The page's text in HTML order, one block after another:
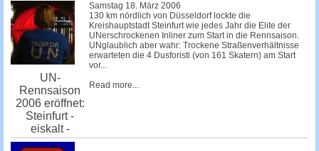
UN-
Rennsaison
2006 eröffnet:
Steinfurt -
eiskalt -
Samstag 18. März 2006
130 km nördlich von Düsseldorf lockte die
Kreishauptstadt Steinfurt wie jedes Jahr die Elite der
UNerschrockenen Inliner zum Start in die Rennsaison.
UNglaublich aber wahr: Trockene Straßenverhältnisse
erwarteten die 4 Dusforisti (von 161 Skatern) am Start
vor...
Read more...